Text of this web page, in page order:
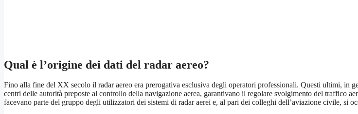
Qual è l’origine dei dati del radar aereo?
Fino alla fine del XX secolo il radar aereo era prerogativa esclusiva degli operatori professionali. Questi ultimi, in
centri delle autorità preposte al controllo della navigazione aerea, garantivano il regolare svolgimento del traffico
facevano parte del gruppo degli utilizzatori dei sistemi di radar aerei e, al pari dei colleghi dell’aviazione civile, si